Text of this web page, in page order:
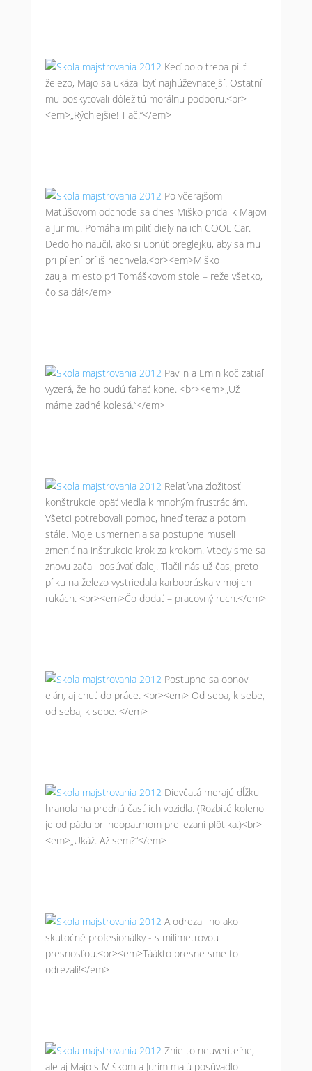
Keď bolo treba píliť
železo, Majo sa ukázal byť najhúževnatejší. Ostatní
mu poskytovali dôležitú morálnu podporu.<br>
<em>„Rýchlejšie! Tlač!“</em>
Po včerajšom
Matúšovom odchode sa dnes Miško pridal k Majovi
a Jurimu. Pomáha im píliť diely na ich COOL Car.
Dedo ho naučil, ako si upnúť preglejku, aby sa mu
pri pílení príliš nechvela.<br><em>Miško
zaujal miesto pri Tomáškovom stole – reže všetko,
čo sa dá!</em>
Pavlin a Emin koč zatiaľ
vyzerá, že ho budú ťahať kone. <br><em>„Už
máme zadné kolesá.“</em>
Relatívna zložitosť
konštrukcie opäť viedla k mnohým frustráciám.
Všetci potrebovali pomoc, hneď teraz a potom
stále. Moje usmernenia sa postupne museli
zmeniť na inštrukcie krok za krokom. Vtedy sme sa
znovu začali posúvať ďalej. Tlačil nás už čas, preto
pílku na železo vystriedala karbobrúska v mojich
rukách. <br><em>Čo dodať – pracovný ruch.</em>
Postupne sa obnovil
elán, aj chuť do práce. <br><em> Od seba, k sebe,
od seba, k sebe. </em>
Dievčatá merajú dĺžku
hranola na prednú časť ich vozidla. (Rozbité koleno
je od pádu pri neopatrnom preliezaní plôtika.)<br>
<em>„Ukáž. Až sem?“</em>
A odrezali ho ako
skutočné profesionálky - s milimetrovou
presnosťou.<br><em>Táákto presne sme to
odrezali!</em>
Znie to neuveriteľne,
ale aj Majo s Miškom a Jurim majú posúvadlo